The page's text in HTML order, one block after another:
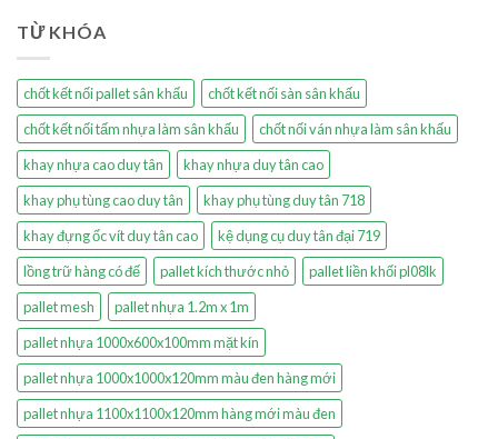
TỪ KHÓA
chốt kết nối pallet sân khấu
chốt kết nối sàn sân khấu
chốt kết nối tấm nhựa làm sân khấu
chốt nối ván nhựa làm sân khấu
khay nhựa cao duy tân
khay nhựa duy tân cao
khay phụ tùng cao duy tân
khay phụ tùng duy tân 718
khay đựng ốc vít duy tân cao
kệ dụng cụ duy tân đại 719
lồng trữ hàng có đế
pallet kích thước nhỏ
pallet liền khối pl08lk
pallet mesh
pallet nhựa 1.2m x 1m
pallet nhựa 1000x600x100mm mặt kín
pallet nhựa 1000x1000x120mm màu đen hàng mới
pallet nhựa 1100x1100x120mm hàng mới màu đen